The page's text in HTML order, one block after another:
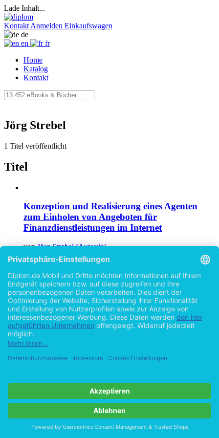
Lade Inhalt...
Kontakt Anmelden Einkaufswagen
de
en
fr
Home
Katalog
Kontakt
Jörg Strebel
1 Titel veröffentlicht
Titel
Konzeption und Realisierung eines Agenten
zum Einholen von Angeboten für
Finanzdienstleistungen im Internet
vonJörg Strebel (Autor:in)
©2003 Diplomarbeit
Hilfe/FAQ
Impressum
Datenschutz
AGB
Vertrag widerrufen
Zur Desktop-Version
Copyright ©Imprint in der Bedey & Thoms Media GmbH
byOpen Publishing